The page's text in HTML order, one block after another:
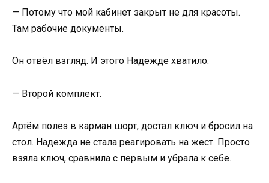
— Потому что мой кабинет закрыт не для красоты.
Там рабочие документы.
Он отвёл взгляд. И этого Надежде хватило.
— Второй комплект.
Артём полез в карман шорт, достал ключ и бросил на
стол. Надежда не стала реагировать на жест. Просто
взяла ключ, сравнила с первым и убрала к себе.